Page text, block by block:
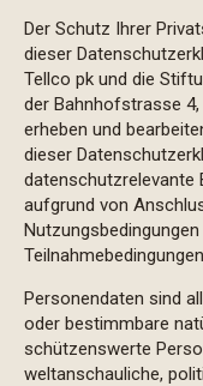
Der Schutz Ihrer
dieser
Tellco pk und die
der Bahnhofstrasse
erheben und
dieser
datenschutzrelevante
aufgrund von
Personendaten sind
oder bestimmbare
schützenswerte
weltanschauliche,